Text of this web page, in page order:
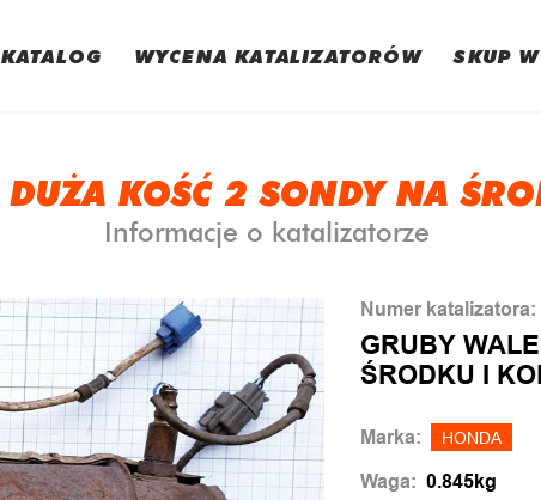
KATALOG WYCENA KATALIZATORÓW SKUP
DUŻA KOŚĆ 2 SONDY NA
Informacje o katalizatorze
Numer katalizatora:
GRUBY
ŚRODKU I
Marka: HONDA
Waga: 0.845kg